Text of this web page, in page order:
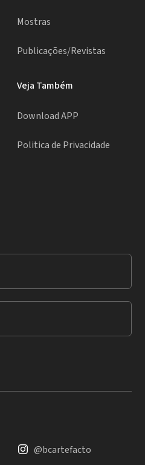
Mostras
Publicações/Revistas
Veja Também
Download APP
Politica de Privacidade
@bcartefacto